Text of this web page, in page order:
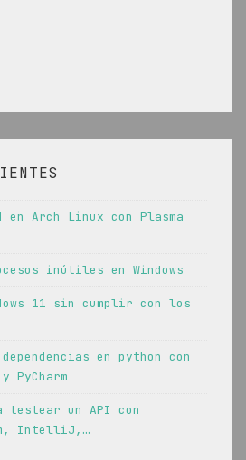
en Arch Linux con Plasma
inútiles en Windows
11 sin cumplir con los
en python con
PyCharm
un API con
IntelliJ,…